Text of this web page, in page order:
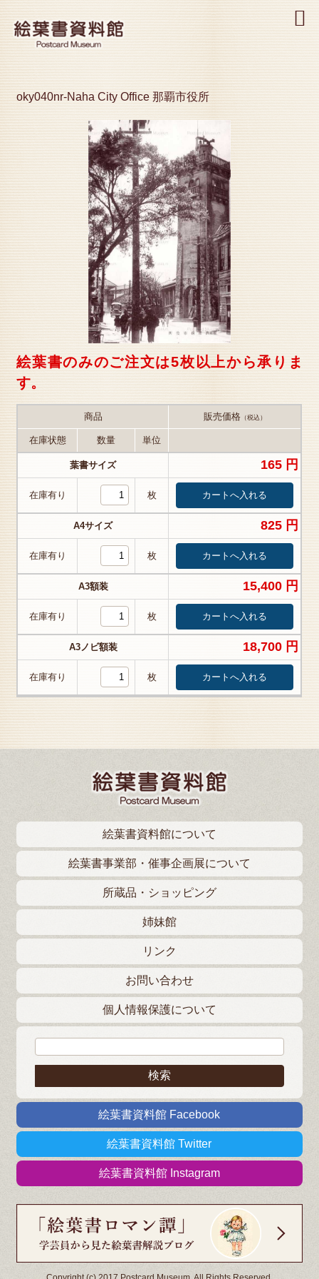
oky040nr-Naha City Office 那覇市役所
絵葉書のみのご注文は5枚以上から承りま
す。
商品 販売価格（税込）
在庫状態 数量 単位
葉書サイズ 165 円
在庫有り 枚
A4サイズ 825 円
在庫有り 枚
A3額装 15,400 円
在庫有り 枚
A3ノビ額装 18,700 円
在庫有り 枚
絵葉書資料館について
絵葉書事業部・催事企画展について
所蔵品・ショッピング
姉妹館
リンク
お問い合わせ
個人情報保護について
絵葉書資料館 Facebook
絵葉書資料館 Twitter
絵葉書資料館 Instagram